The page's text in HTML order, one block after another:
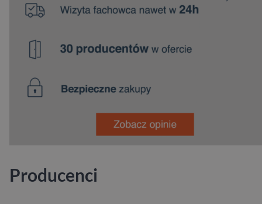
Producenci